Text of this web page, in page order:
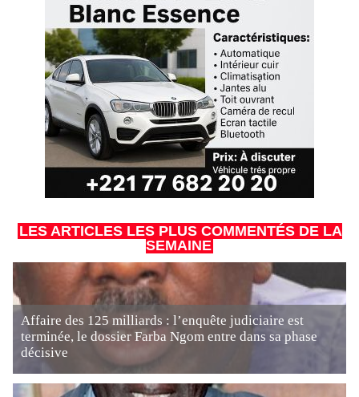
LES ARTICLES LES PLUS COMMENTÉS DE LA
SEMAINE
Affaire des 125 milliards : l’enquête judiciaire est
terminée, le dossier Farba Ngom entre dans sa phase
décisive